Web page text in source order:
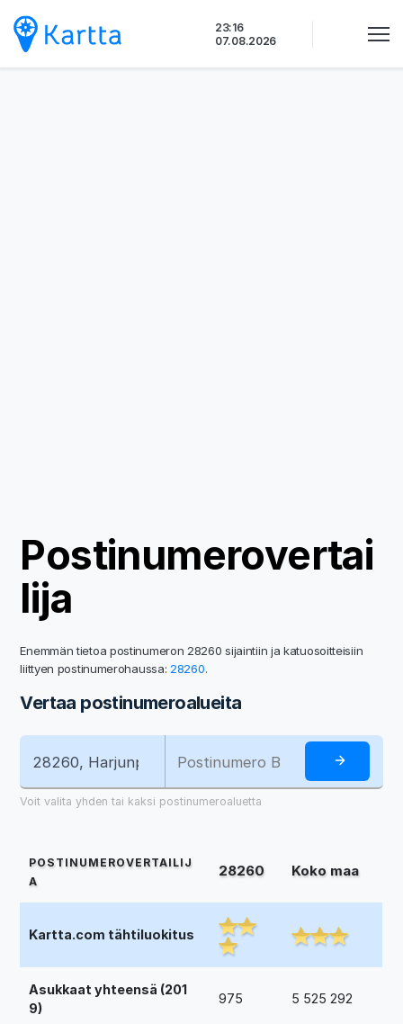
sisältöön
23:16
07.08.2026
Postinumerovertai
lija
Enemmän tietoa postinumeron 28260 sijaintiin ja katuosoitteisiin
liittyen postinumerohaussa: 28260.
Vertaa postinumeroalueita
Voit valita yhden tai kaksi postinumeroaluetta
POSTINUMEROVERTAILIJ
A
28260 Koko maa
Kartta.com tähtiluokitus
Asukkaat yhteensä (201
9)
975 5 525 292